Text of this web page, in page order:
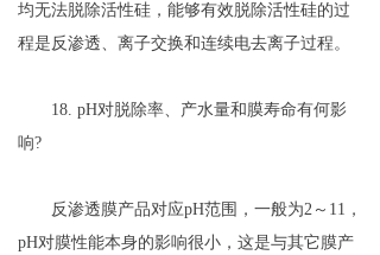
均无法脱除活性硅，能够有效脱除活性硅的过
程是反渗透、离子交换和连续电去离子过程。
18. pH对脱除率、产水量和膜寿命有何影
响?
反渗透膜产品对应pH范围，一般为2～11，
pH对膜性能本身的影响很小，这是与其它膜产